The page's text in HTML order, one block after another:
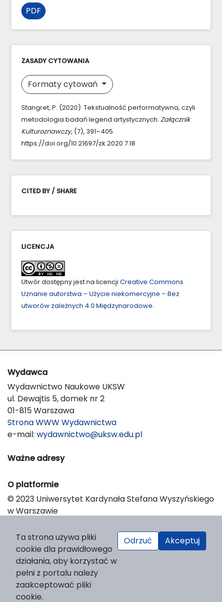
PDF
ZASADY CYTOWANIA
Formaty cytowań
Stangret, P. (2020). Tekstualność performatywna, czyli
metodologia badań legend artystycznych. Załącznik
Kulturoznawczy, (7), 391–405.
https://doi.org/10.21697/zk.2020.7.18
CITED BY / SHARE
LICENCJA
Utwór dostępny jest na licencji Creative Commons
Uznanie autorstwa – Użycie niekomercyjne – Bez
utworów zależnych 4.0 Międzynarodowe.
Wydawca
Wydawnictwo Naukowe UKSW
ul. Dewajtis 5, domek nr 2
01-815 Warszawa
Strona WWW Wydawnictwa
e-mail: wydawnictwo@uksw.edu.pl
Ważne adresy
O platformie
© 2023 Uniwersytet Kardynała Stefana Wyszyńskiego
w Warszawie
Platform & Workflow by OJS/PKP
Ta strona używa pliki
cookie dla prawidłowego
działania, aby korzystać w
pełni z portalu należy
zaakceptować pliki
cookie.
Odrzuć Akceptuj